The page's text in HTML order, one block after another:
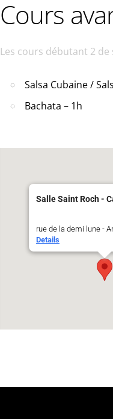
Cours
Les cours débutant 2
Salsa Cubaine /
Bachata – 1h
Salle Saint Roch -
rue de la demi lune -
Details